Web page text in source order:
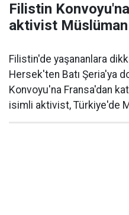
Filistin
aktivist
Filistin'de yaşananlara
Hersek'ten Batı Şeria'ya
Konvoyu'na Fransa'dan
isimli aktivist, Türkiye'de